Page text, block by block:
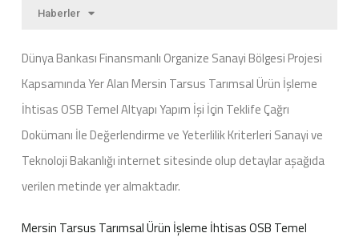
Haberler
Dünya Bankası Finansmanlı Organize Sanayi Bölgesi Projesi
Kapsamında Yer Alan Mersin Tarsus Tarımsal Ürün İşleme
İhtisas OSB Temel Altyapı Yapım İşi İçin Teklife Çağrı
Dokümanı İle Değerlendirme ve Yeterlilik Kriterleri Sanayi ve
Teknoloji Bakanlığı internet sitesinde olup detaylar aşağıda
verilen metinde yer almaktadır.
Mersin Tarsus Tarımsal Ürün İşleme İhtisas OSB Temel